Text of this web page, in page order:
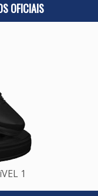
OFICIAIS
1